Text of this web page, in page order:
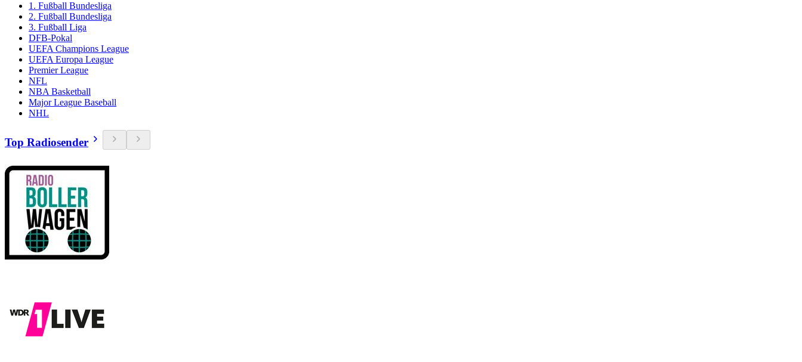
1. Fußball Bundesliga
2. Fußball Bundesliga
3. Fußball Liga
DFB-Pokal
UEFA Champions League
UEFA Europa League
Premier League
NFL
NBA Basketball
Major League Baseball
NHL
Top Radiosender